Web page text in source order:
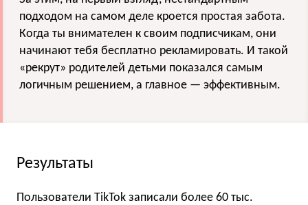
подходом на самом деле кроется простая забота.
Когда ты внимателен к своим подписчикам, они
начинают тебя бесплатно рекламировать. И такой
«рекрут» родителей детьми показался самым
логичным решением, а главное — эффективным.
Результаты
Пользователи TikTok записали более 60 тыс.